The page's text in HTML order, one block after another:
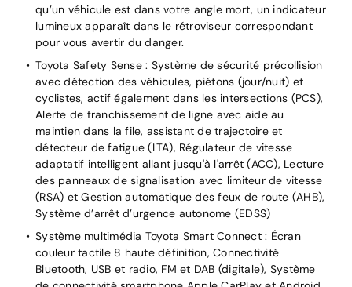
qu’un véhicule est dans votre angle mort, un indicateur
lumineux apparaît dans le rétroviseur correspondant
pour vous avertir du danger.
Toyota Safety Sense : Système de sécurité précollision
avec détection des véhicules, piétons (jour/nuit) et
cyclistes, actif également dans les intersections (PCS),
Alerte de franchissement de ligne avec aide au
maintien dans la file, assistant de trajectoire et
détecteur de fatigue (LTA), Régulateur de vitesse
adaptatif intelligent allant jusqu'à l'arrêt (ACC), Lecture
des panneaux de signalisation avec limiteur de vitesse
(RSA) et Gestion automatique des feux de route (AHB),
Système d’arrêt d’urgence autonome (EDSS)
Système multimédia Toyota Smart Connect : Écran
couleur tactile 8 haute définition, Connectivité
Bluetooth, USB et radio, FM et DAB (digitale), Système